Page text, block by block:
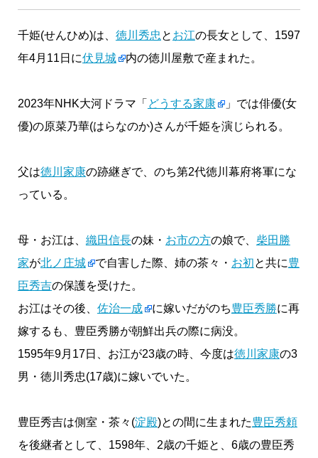
千姫(せんひめ)は、 徳川秀忠 と お江の長女として、1597
年4月11日に伏見城 内の徳川屋敷で産まれた。
2023年NHK大河ドラマ「 どうする家康
」では俳優(女
優)の原菜乃華(はらなのか)さんが千姫を演じられる。
父は徳川家康の跡継ぎで、のち第2代徳川幕府将軍にな
っている。
母・お江は、 織田信長の妹・ お市の方の娘で、 柴田勝
家が北ノ庄城 で自害した際、姉の茶々・ お初と共に豊
臣秀吉の保護を受けた。
お江はその後、 佐治一成 に嫁いだがのち豊臣秀勝に再
嫁するも、豊臣秀勝が朝鮮出兵の際に病没。
1595年9月17日、お江が23歳の時、今度は徳川家康の3
男・徳川秀忠(17歳)に嫁いでいた。
豊臣秀吉は側室・茶々(淀殿)との間に生まれた豊臣秀頼
を後継者として、1598年、2歳の千姫と、6歳の豊臣秀